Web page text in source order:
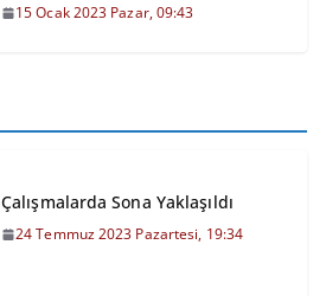
15 Ocak 2023 Pazar, 09:43
Çalışmalarda Sona Yaklaşıldı
24 Temmuz 2023 Pazartesi, 19:34